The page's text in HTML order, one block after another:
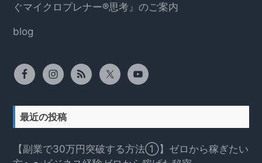
ぐマイクロプレナー®思考』のご案内
blog
最近の投稿
【副業で30万円突破する方法①】ゼロから稼ぎたい